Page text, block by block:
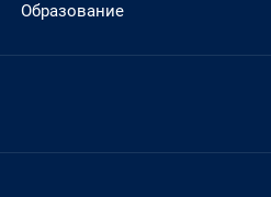
Образование